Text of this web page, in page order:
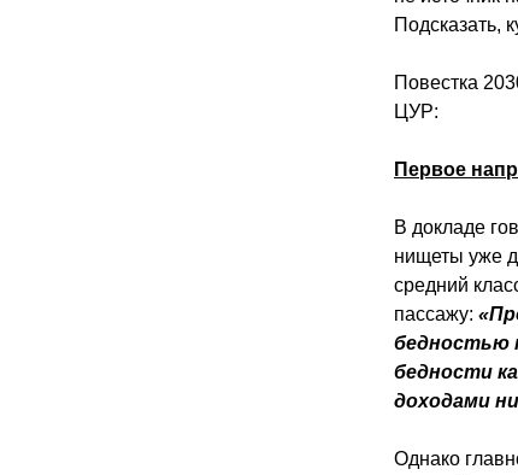
Подсказать,
Повестка
ЦУР:
Первое
В докладе
нищеты уже
средний
пассажу:
бедностью
бедности
доходами
Однако